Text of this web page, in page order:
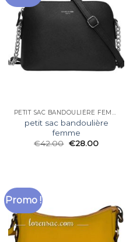
PETIT SAC BANDOULIÈRE FEMME
petit sac bandoulière
femme
€42.00 €28.00
Promo !